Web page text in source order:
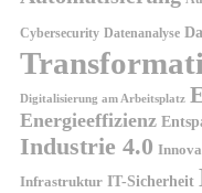
Cybersecurity Datenanalyse
Digitalisierung am Arbeitsplatz
Energieeffizienz
Industrie 4.0
Infrastruktur IT-Sicherheit